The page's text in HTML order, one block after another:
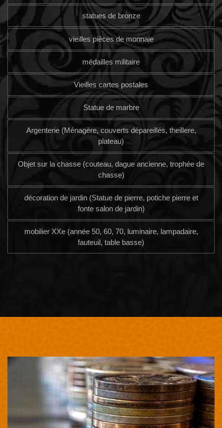
statues de bronze
vieilles pièces de monnaie
médailles militaire
Vieilles cartes postales
Statue de marbre
Argenterie (Ménagère, couverts dépareillés, theillere,
plateau)
Objet sur la chasse (couteau, dague ancienne, trophée de
chasse)
décoration de jardin (Statue de pierre, potiche pierre et
fonte salon de jardin)
mobilier XXe (année 50, 60, 70, luminaire, lampadaire,
fauteuil, table basse)